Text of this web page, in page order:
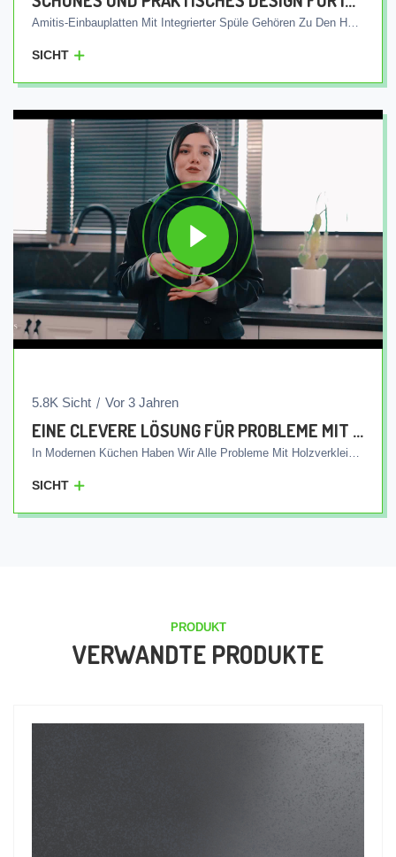
Amitis-Einbauplatten Mit Integrierter Spüle Gehören Zu Den Hochwertigen Und Marktfähigen Produkten Unseres Unternehmens. Diese Platten Werden Mit Fortschrittlicher Produktionstechnologie In Einem Stück Hergestellt Und Im Gegensatz Zu Anderen Produkten Wird Die Spüle Nicht Separat An Der Platte Installiert. Vielmehr Werden Teller Und Spüle Integriert Hergestellt Und Als Ganzes An Den Kunden Geliefert. Dieses Einzigartige Merkmal Bedeutet, Dass Zwischen Der Platte Und Dem Spülbecken Keine Rillen Und Nähte Vorhanden Sind, Wodurch Der Rückfluss Des Wassers Aus Dem Spülbecken Leicht In Die Abwasserrohre Geleitet Wird Und Die Bildung Von Hautbereichen Für Bakterien Verhindert Wird. Darüber Hinaus Sind Diese Teller Mit Antibakterieller Wirkung Ausgestattet, Die Mit Jeder Art Von Reinigungsmittel Kompatibel Ist. Das Bedeutet, Dass Sie Zum Waschen Des Bildschirms Und Des Spülbeckens Jedes Haushaltswaschmittel Verwenden Können, Ohne Sich Gedanken Über Die Auswirkungen Auf Die Oberfläche Des Bildschirms Und Des Waschbeckens Machen Zu Müssen. Wenn Sie Sich Für Amitis-Einbauplatten Mit Integrierter Spüle Entscheiden, Schaffen Sie Nicht Nur Eine Schöne Und Helle Küche, Sondern Verfügen Auch Über Bessere Sanitäranlagen In Ihrer Küche, Die Es Den Benutzern Ermöglichen, Einfach Und Bequem In Ihrer Küche Zu Arbeiten.
SICHT
5.8K Sicht Vor 3 Jahren
EINE CLEVERE LÖSUNG FÜR PROBLEME MIT KÜCHENSCHRANKPLATTEN
In Modernen Küchen Haben Wir Alle Probleme Mit Holzverkleidungen. Diese Probleme Werden Im Allgemeinen Durch Die Holzstruktur Dieser Platten Und Ihre Empfindlichkeit Gegenüber Dem Eindringen Von Wasser Verursacht. Verrottung, Zerstörung Von Tellern Und Bakterienwachstum In Unseren Küchen Sind Häufige Probleme, Die Unzählige Bedenken Hinsichtlich Der Sauberkeit Der Umwelt Hervorrufen. Aber Jetzt Sind Wir Bei Der Amitis Group Of Factories Bereit, Diese Probleme Einfach Und Mit Einer Intelligenten Lösung Für Immer Zu Beseitigen. Durch Die Herstellung Integrierter Amitis-Paneele Ermöglichen Wir Ihnen, Ihre Küche Mit Ruhe Und Vertrauen Zu Erleben. Je Nach Bedarf Werden Die Integrierten Platten Von Amitis Individuell Entworfen Und In Verschiedenen Abmessungen Und Größen Hergestellt. Aufgrund Ihrer Einzigartigen Eigenschaften Verhindern Diese Platten Nicht Nur Das Eindringen Von Wasser, Sondern Minimieren Auch Fäulnis Und Bakterienwachstum. Auf Diese Weise Werden Durch Die Verwendung Integrierter Amitis-Platten Ihre Sorgen Hinsichtlich Der Sauberkeit Der Küchenumgebung Minimiert Und Sie Erhalten Eine Gesunde Und Schöne Umgebung. Darüber Hinaus Ist Auch Die Spüle Nahtlos Mit Den Platten Verbunden Und Wird Schlicht Und In Der Farbe Und Größe Ihrer Wahl Gefertigt. Mit Der Produktionslinie Der Amitis-Fabriken Gelangen Integrierte Spülen In Verschiedenen Farben Und Designs Zu Ihnen Nach Hause. Wenn Sie Auf Die Qualität Von Amitis Vertrauen, Werden Sie Ganz Einfach Und Sicher Zu Einem Einzigartigen Erlebnis Mit Integrierten Tellern In Ihrer Küche Gelangen. Vergessen Sie Mit Amitis Probleme Und Erleben Sie Qualität In Ihrer Küche. Darüber Hinaus Sind Wir Stets Bestrebt, Ihre Anforderungen Bei Der Gestaltung Und Herstellung Integrierter Küchenpaneele Durch Kontinuierliche Verbesserung Der Technologie Und Verwendung Hochwertiger Materialien Zu Erfüllen.
SICHT
PRODUKT
VERWANDTE PRODUKTE